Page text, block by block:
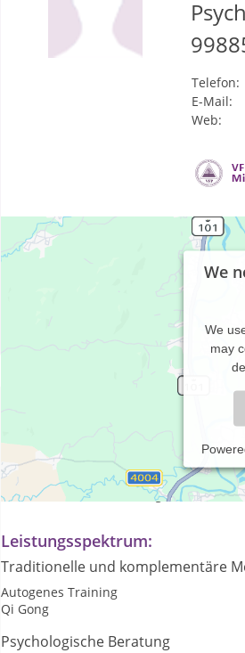
Telefon:
E-Mail:
Web:
We
We
may
Praxiszeiten:
Termin nach Vereinbarung
Leistungsspektrum:
Traditionelle und komplementäre
Autogenes Training
Qi Gong
Psychologische Beratung